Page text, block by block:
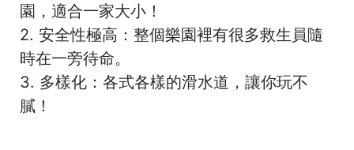
園，適合一家大小！
2. 安全性極高： 整個樂園裡有很多救生員隨
時在一旁待命。
3. 多樣化： 各式各樣的滑水道，讓你玩不
膩！